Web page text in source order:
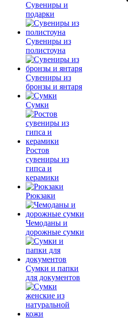
Сувениры и
подарки
Сувениры из
полистоуна
Сувениры из
бронзы и янтаря
Сумки
Ростов
сувениры из
гипса и
керамики
Рюкзаки
Чемоданы и
дорожные сумки
Сумки и папки
для документов